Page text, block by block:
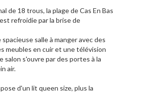
de 18 trous, la plage de Cas En Bas
refroidie par la brise de
salle à manger avec des
meubles en cuir et une télévision
salon s'ouvre par des portes à la
air.
d'un lit queen size, plus la